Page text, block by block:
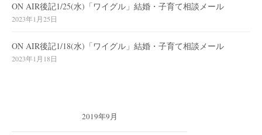
ON AIR後記1/25(水)「ワイグル」結婚・子育て相談メール
2023年1月25日
ON AIR後記1/18(水)「ワイグル」結婚・子育て相談メール
2023年1月18日
2019年9月